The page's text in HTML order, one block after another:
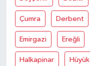
Çumra Derbent
Emirgazi Ereğli
Halkapinar Hüyük